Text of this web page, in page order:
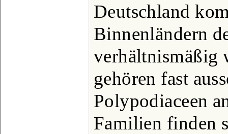
Deutschland
Binnenländern
verhältnismäßig
gehören fast
Polypodiaceen
Familien finden